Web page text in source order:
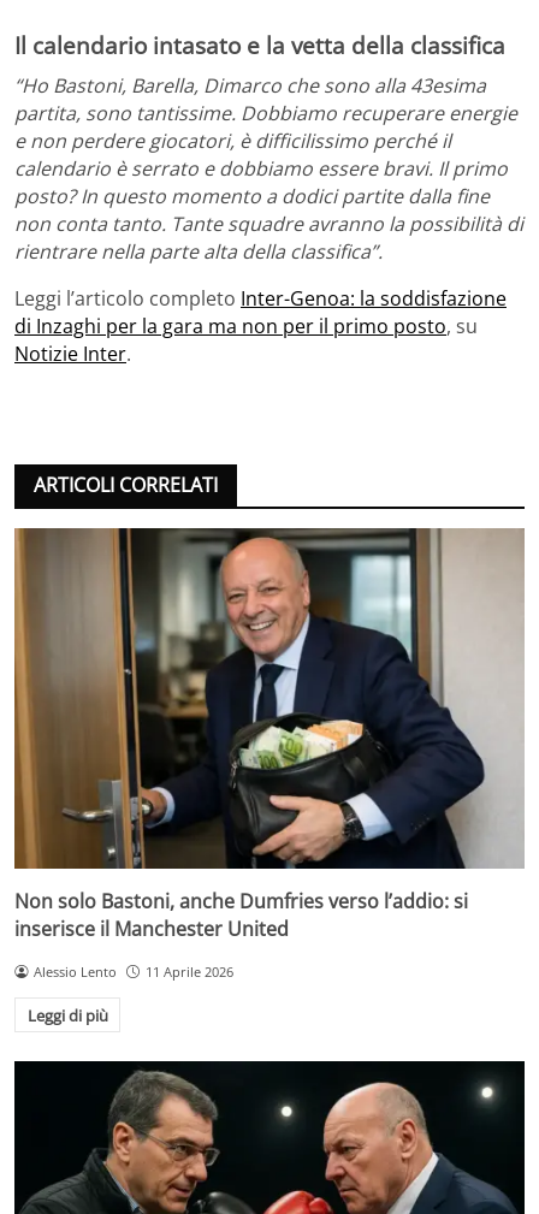
Il calendario intasato e la vetta della classifica
“Ho Bastoni, Barella, Dimarco che sono alla 43esima
partita, sono tantissime. Dobbiamo recuperare energie
e non perdere giocatori, è difficilissimo perché il
calendario è serrato e dobbiamo essere bravi. Il primo
posto? In questo momento a dodici partite dalla fine
non conta tanto. Tante squadre avranno la possibilità di
rientrare nella parte alta della classifica”.
Leggi l’articolo completo Inter-Genoa: la soddisfazione
di Inzaghi per la gara ma non per il primo posto, su
Notizie Inter.
ARTICOLI CORRELATI
Non solo Bastoni, anche Dumfries verso l’addio: si
inserisce il Manchester United
Alessio Lento 11 Aprile 2026
Leggi di più